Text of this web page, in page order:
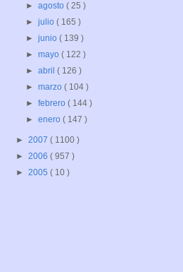
►agosto( 25 )
►julio( 165 )
►junio( 139 )
►mayo( 122 )
►abril( 126 )
►marzo( 104 )
►febrero( 144 )
►enero( 147 )
► 2007 ( 1100 )
► 2006 ( 957 )
► 2005 ( 10 )